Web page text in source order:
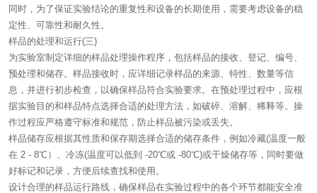
同时，为了保证实验结论的重复性和设备的长期使用，需要考虑设备的稳
定性、可靠性和耐久性。
样品的处理和运行(三)
为实验室制定详细的样品处理操作程序，包括样品的接收、登记、编号、
预处理和储存。样品接收时，应详细记录样品的来源、特性、数量等信
息，并进行初步检查，以确保样品符合实验要求。在预处理过程中，应根
据实验目的和样品特点选择合适的处理方法，如破碎、溶解、稀释等。操
作过程应严格遵守标准和规范，防止样品被污染或丢失。
样品储存应根据其性质和保存期选择合适的储存条件，例如冷藏(温度一般
在 2 - 8℃）、冷冻(温度可以低到 -20℃或 -80℃)或干燥储存等，同时要做
好标记和记录，方便后续查找和使用。
设计合理的样品运行路线，确保样品在实验过程中的各个环节都能安全准